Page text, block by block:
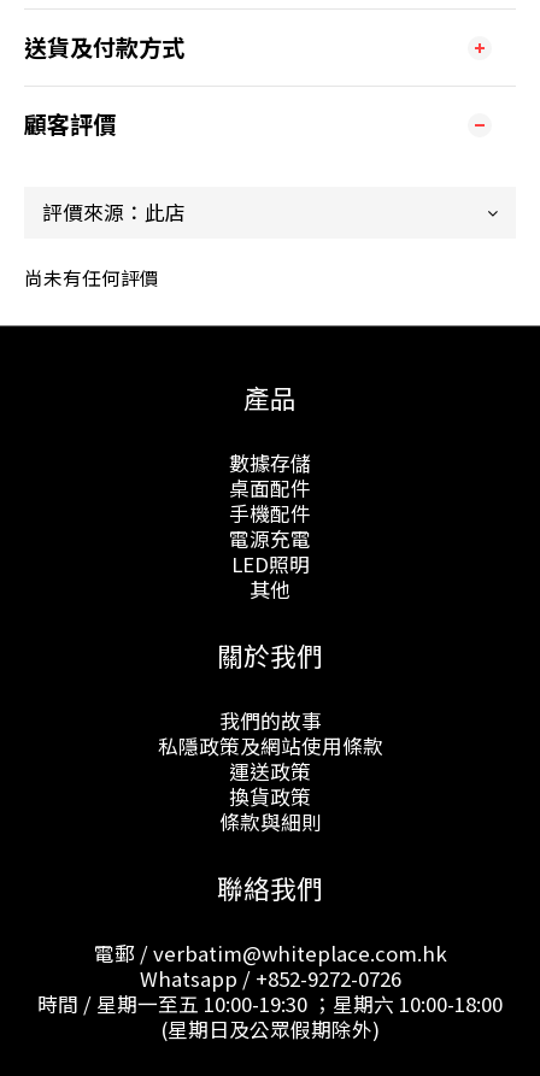
送貨及付款方式
顧客評價
尚未有任何評價
產品
數據存儲
桌面配件
手機配件
電源充電
LED照明
其他
關於我們
我們的故事
私隱政策及網站使用條款
運送政策
換貨政策
條款與細則
聯絡我們
電郵 / verbatim@whiteplace.com.hk
Whatsapp / +852-9272-0726
時間 / 星期一至五 10:00-19:30 ；星期六 10:00-18:00
(星期日及公眾假期除外)